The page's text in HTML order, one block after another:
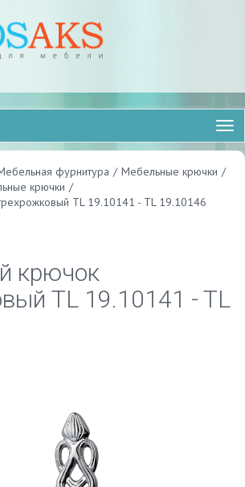
фурнитура / Мебельные крючки /
крючки /
TL 19.10141 - TL 19.10146
крючок
TL 19.10141 - TL